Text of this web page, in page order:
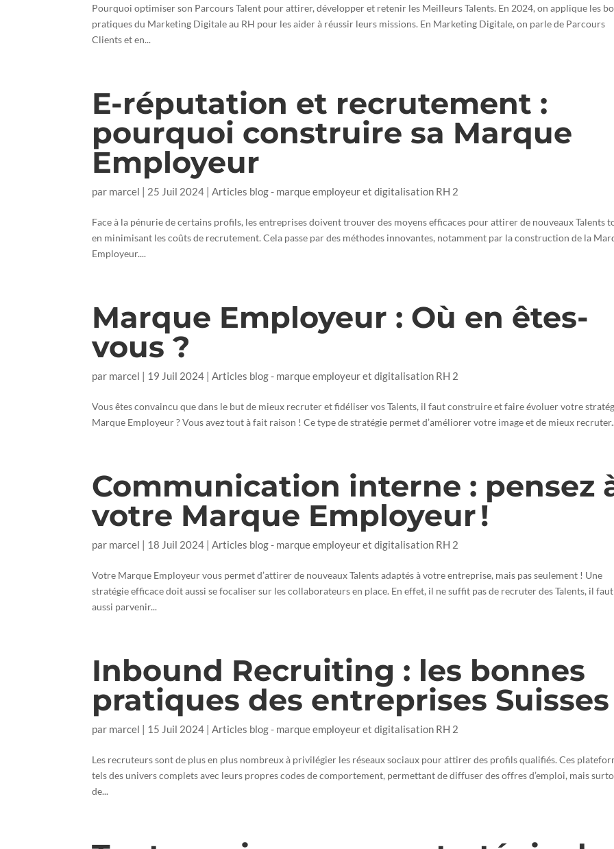
Pourquoi optimiser son Parcours Talent pour attirer, développer et retenir les Meilleurs Talents. En 2024, on applique les
pratiques du Marketing Digitale au RH pour les aider à réussir leurs missions. En Marketing Digitale, on parle de Parcours
Clients et en...
E-réputation et recrutement :
pourquoi construire sa Marque
Employeur
par marcel | 25 Juil 2024 |Articles blog - marque employeur et digitalisation RH 2
Face à la pénurie de certains profils, les entreprises doivent trouver des moyens efficaces pour attirer de nouveaux Talents
en minimisant les coûts de recrutement. Cela passe par des méthodes innovantes, notamment par la construction de la
Employeur....
Marque Employeur : Où en êtes-
vous ?
par marcel | 19 Juil 2024 |Articles blog - marque employeur et digitalisation RH 2
Vous êtes convaincu que dans le but de mieux recruter et fidéliser vos Talents, il faut construire et faire évoluer votre
Marque Employeur ? Vous avez tout à fait raison ! Ce type de stratégie permet d’améliorer votre image et de mieux
Communication interne : pensez
votre Marque Employeur !
par marcel | 18 Juil 2024 |Articles blog - marque employeur et digitalisation RH 2
Votre Marque Employeur vous permet d’attirer de nouveaux Talents adaptés à votre entreprise, mais pas seulement ! Une
stratégie efficace doit aussi se focaliser sur les collaborateurs en place. En effet, il ne suffit pas de recruter des Talents, il faut
aussi parvenir...
Inbound Recruiting : les bonnes
pratiques des entreprises Suisses
par marcel | 15 Juil 2024 |Articles blog - marque employeur et digitalisation RH 2
Les recruteurs sont de plus en plus nombreux à privilégier les réseaux sociaux pour attirer des profils qualifiés. Ces
tels des univers complets avec leurs propres codes de comportement, permettant de diffuser des offres d’emploi, mais
de...